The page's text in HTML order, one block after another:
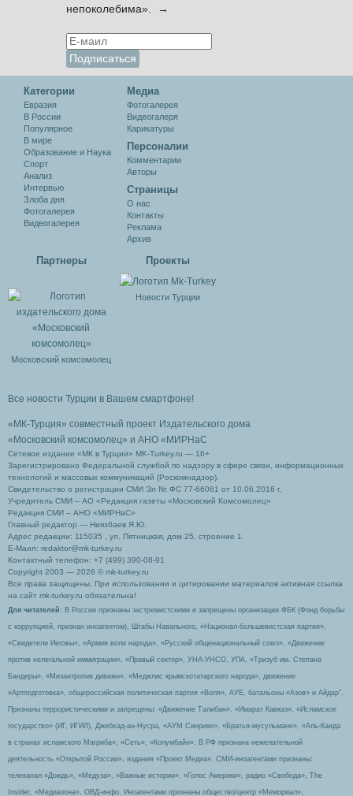
непоколебима». →
Категории
Евразия
В России
Популярное
В мире
Образование и Наука
Спорт
Анализ
Интервью
Злоба дня
Фотогалерея
Видеогалерея
Медиа
Фотогалерея
Видеогалеря
Карикатуры
Персоналии
Комментарии
Авторы
Cтраницы
О нас
Контакты
Реклама
Архив
Партнеры
Московский комсомолец
Проекты
Новости Турции
Все новости Турции в Вашем смартфоне!
«МК-Турция» совместный проект Издательского дома
«Московский комсомолец» и АНО «МИРНаС
Сетевое издание «МК в Турции» MK-Turkey.ru — 16+
Зарегистрировано Федеральной службой по надзору в сфере связи, информационных
технологий и массовых коммуникаций (Роскомнадзор).
Свидетельство о регистрации СМИ Эл № ФС 77-66061 от 10.06.2016 г.
Учредитель СМИ – АО «Редакция газеты «Московский Комсомолец»
Редакция СМИ – АНО «МИРНаС»
Главный редактор — Ниязбаев Я.Ю.
Адрес редакции: 115035 , ул. Пятницкая, дом 25, строение 1.
Е-Маил: redaktor@mk-turkey.ru
Контактный телефон: +7 (499) 390-08-91
Copyright 2003 — 2026 © mk-turkey.ru
Все права защищены. При использовании и цитировании материалов активная ссылка
на сайт mk-turkey.ru обязательна!
Для читателей : В России признаны экстремистскими и запрещены организации ФБК (Фонд борьбы
с коррупцией, признан иноагентом), Штабы Навального, «Национал-большевистская партия»,
«Свидетели Иеговы», «Армия воли народа», «Русский общенациональный союз», «Движение
против нелегальной иммиграции», «Правый сектор», УНА-УНСО, УПА, «Тризуб им. Степана
Бандеры», «Мизантропик дивижн», «Меджлис крымскотатарского народа», движение
«Артподготовка», общероссийская политическая партия «Воля», АУЕ, батальоны «Азов» и Айдар″.
Признаны террористическими и запрещены: «Движение Талибан», «Имарат Кавказ», «Исламское
государство» (ИГ, ИГИЛ), Джебхад-ан-Нусра, «АУМ Синрике», «Братья-мусульмане», «Аль-Каида
в странах исламского Магриба», «Сеть», «Колумбайн». В РФ признана нежелательной
деятельность «Открытой России», издания «Проект Медиа». СМИ-иноагентами признаны:
телеканал «Дождь», «Медуза», «Важные истории», «Голос Америки», радио «Свобода», The
Insider, «Медиазона», ОВД-инфо. Иноагентами признаны общество/центр «Мемориал»,